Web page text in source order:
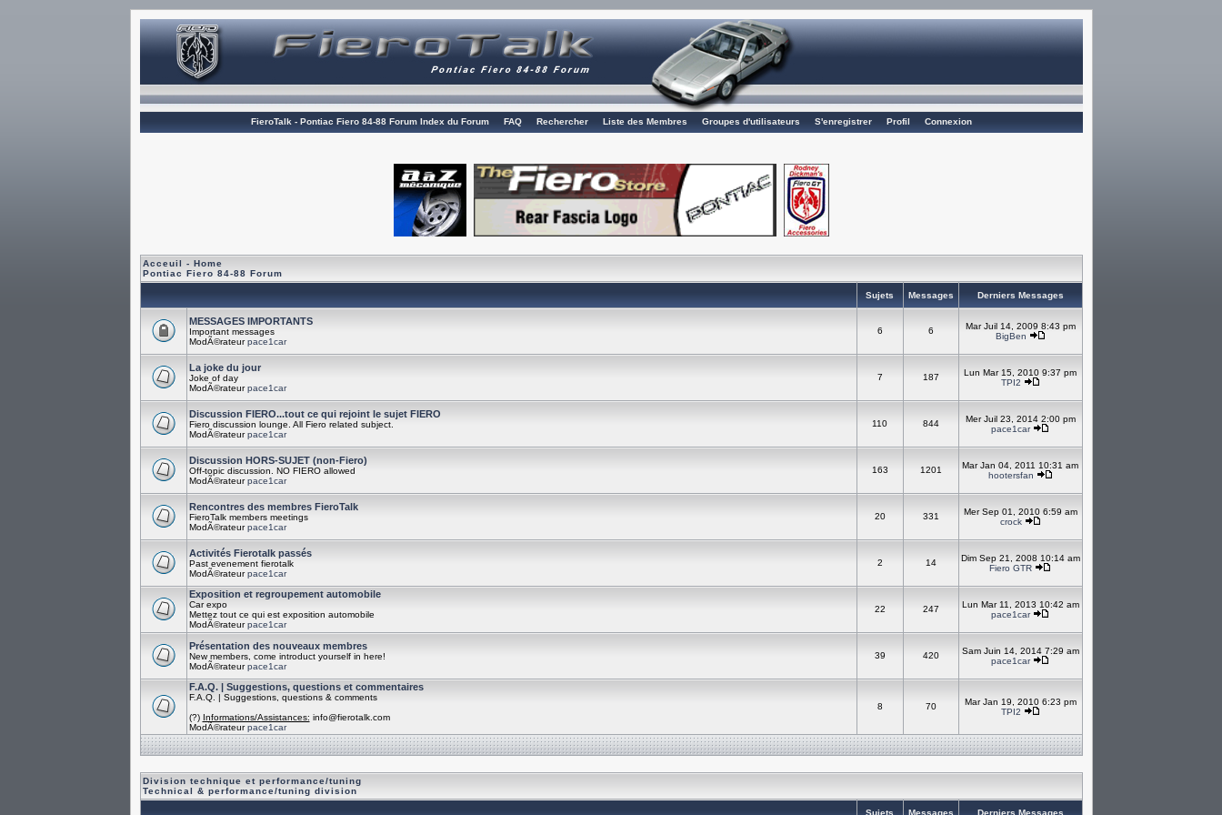
FieroTalk - Pontiac Fiero 84-88 Forum Index du Forum FAQ Rechercher Liste des Membres Groupes d'utilisateurs S'enregistrer Profil Connexion
Acceuil - Home
Pontiac Fiero 84-88 Forum
Sujets Messages Derniers Messages
MESSAGES IMPORTANTS
Important messages
ModÃ©rateurpace1car
6 6
Mar Juil 14, 2009 8:43 pm
BigBen
La joke du jour
Joke of day
ModÃ©rateurpace1car
7 187
Lun Mar 15, 2010 9:37 pm
TPI2
Discussion FIERO...tout ce qui rejoint le sujet FIERO
Fiero discussion lounge. All Fiero related subject.
ModÃ©rateurpace1car
110 844
Mer Juil 23, 2014 2:00 pm
pace1car
Discussion HORS-SUJET (non-Fiero)
Off-topic discussion. NO FIERO allowed
ModÃ©rateurpace1car
163 1201
Mar Jan 04, 2011 10:31 am
hootersfan
Rencontres des membres FieroTalk
FieroTalk members meetings
ModÃ©rateurpace1car
20 331
Mer Sep 01, 2010 6:59 am
crock
Activités Fierotalk passés
Past evenement fierotalk
ModÃ©rateurpace1car
2 14
Dim Sep 21, 2008 10:14 am
Fiero GTR
Exposition et regroupement automobile
Car expo
Mettez tout ce qui est exposition automobile
ModÃ©rateurpace1car
22 247
Lun Mar 11, 2013 10:42 am
pace1car
Présentation des nouveaux membres
New members, come introduct yourself in here!
ModÃ©rateurpace1car
39 420
Sam Juin 14, 2014 7:29 am
pace1car
F.A.Q. | Suggestions, questions et commentaires
F.A.Q. | Suggestions, questions & comments
(?) Informations/Assistances: info@fierotalk.com
ModÃ©rateurpace1car
8 70
Mar Jan 19, 2010 6:23 pm
TPI2
Division technique et performance/tuning
Technical & performance/tuning division
Sujets Messages Derniers Messages